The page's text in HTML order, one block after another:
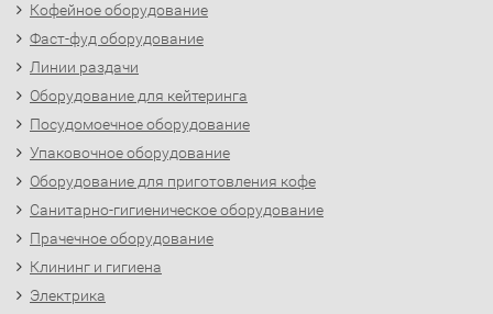
Кофейное оборудование
Фаст-фуд оборудование
Линии раздачи
Оборудование для кейтеринга
Посудомоечное оборудование
Упаковочное оборудование
Оборудование для приготовления кофе
Санитарно-гигиеническое оборудование
Прачечное оборудование
Клининг и гигиена
Электрика